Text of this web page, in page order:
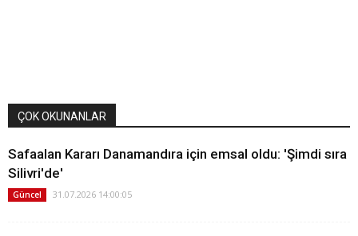
ÇOK OKUNANLAR
Safaalan Kararı Danamandıra için emsal oldu: 'Şimdi sıra
Silivri'de'
Güncel 31.07.2026 14:00:05